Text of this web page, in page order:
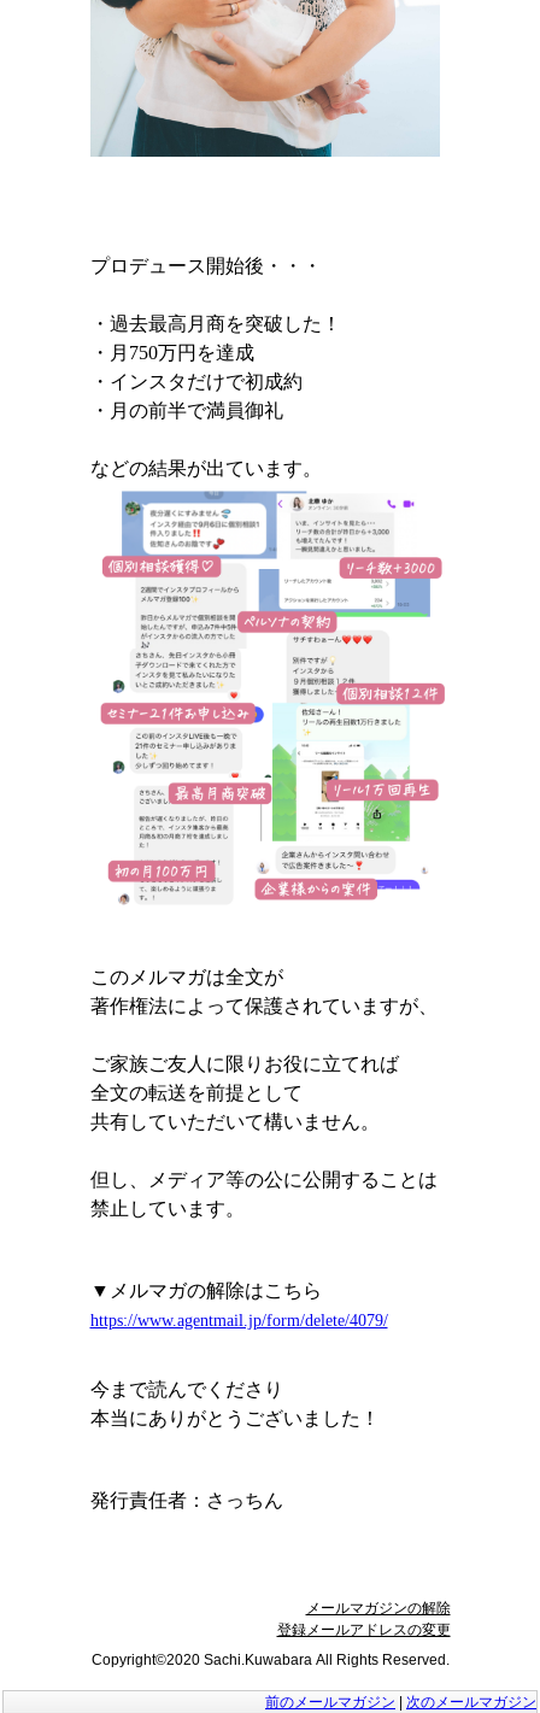
プロデュース開始後・・・
・過去最高月商を突破した！
・月750万円を達成
・インスタだけで初成約
・月の前半で満員御礼
などの結果が出ています。
このメルマガは全文が
著作権法によって保護されていますが、
ご家族ご友人に限りお役に立てれば
全文の転送を前提として
共有していただいて構いません。
但し、メディア等の公に公開することは
禁止しています。
▼メルマガの解除はこちら
https://www.agentmail.jp/form/delete/4079/
今まで読んでくださり
本当にありがとうございました！
発行責任者： さっちん
メールマガジンの解除
登録メールアドレスの変更
Copyright©2020 Sachi.Kuwabara All Rights Reserved.
前のメールマガジン 次のメールマガジン